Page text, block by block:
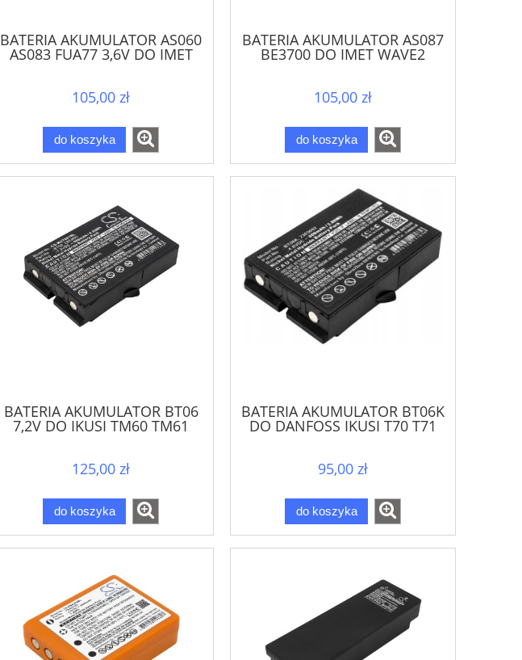
BATERIA AKUMULATOR AS060
AS083 FUA77 3,6V DO IMET
105,00 zł
do koszyka
BATERIA AKUMULATOR AS087
BE3700 DO IMET WAVE2
105,00 zł
do koszyka
BATERIA AKUMULATOR BT06
7,2V DO IKUSI TM60 TM61
125,00 zł
do koszyka
BATERIA AKUMULATOR BT06K
DO DANFOSS IKUSI T70 T71
95,00 zł
do koszyka